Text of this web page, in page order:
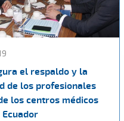
el respaldo y la
de los profesionales
los centros médicos
Ecuador